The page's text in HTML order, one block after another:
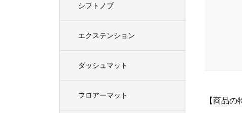
【商品の
シフトノブ
エクステンション
ダッシュマット
フロアーマット